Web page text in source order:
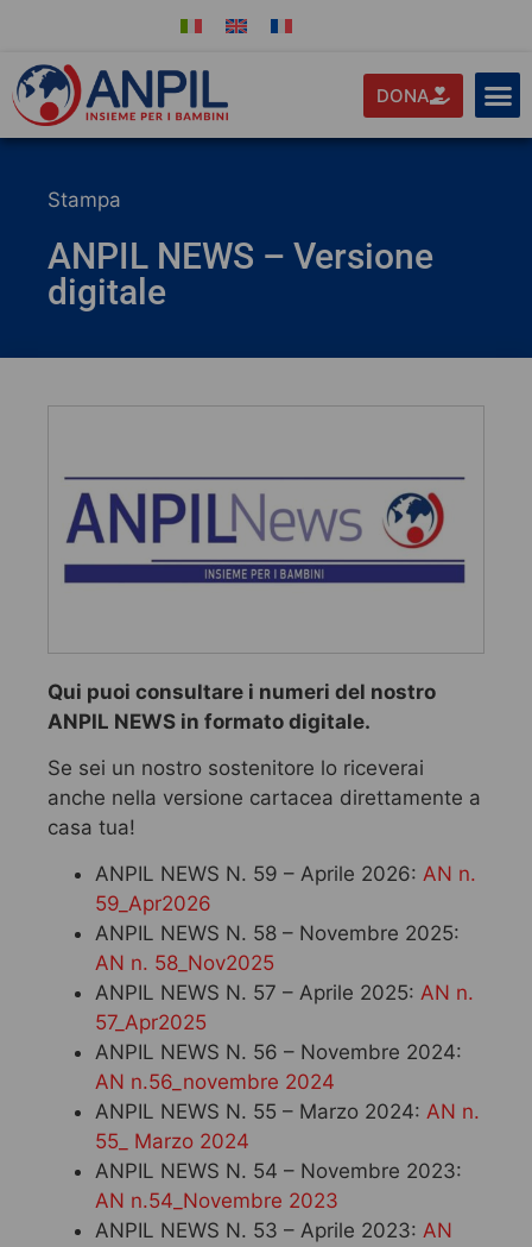
DONA
Stampa
ANPIL NEWS – Versione
digitale
Qui puoi consultare i numeri del nostro
ANPIL NEWS in formato digitale.
Se sei un nostro sostenitore lo riceverai
anche nella versione cartacea direttamente a
casa tua!
ANPIL NEWS N. 59 – Aprile 2026: AN n.
59_Apr2026
ANPIL NEWS N. 58 – Novembre 2025:
AN n. 58_Nov2025
ANPIL NEWS N. 57 – Aprile 2025: AN n.
57_Apr2025
ANPIL NEWS N. 56 – Novembre 2024:
AN n.56_novembre 2024
ANPIL NEWS N. 55 – Marzo 2024: AN n.
55_ Marzo 2024
ANPIL NEWS N. 54 – Novembre 2023:
AN n.54_Novembre 2023
ANPIL NEWS N. 53 – Aprile 2023: AN